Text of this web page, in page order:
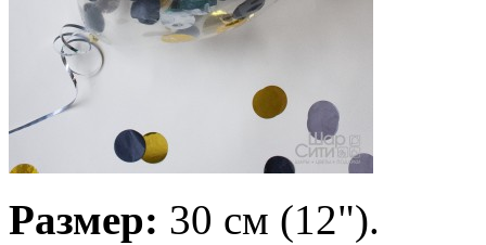
Размер: 30 см (12").